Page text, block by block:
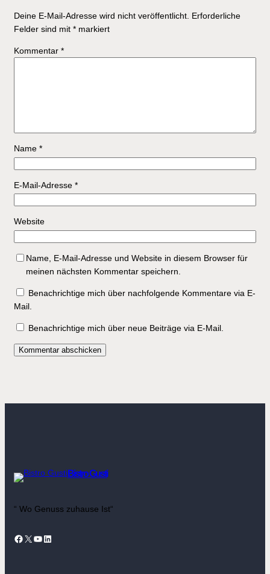
Deine E-Mail-Adresse wird nicht veröffentlicht. Erforderliche
Felder sind mit * markiert
Kommentar *
Name *
E-Mail-Adresse *
Website
Name, E-Mail-Adresse und Website in diesem Browser für
meinen nächsten Kommentar speichern.
Benachrichtige mich über nachfolgende Kommentare via E-
Mail.
Benachrichtige mich über neue Beiträge via E-Mail.
Bistro Gusti
“ Wo Genuss zuhause Ist“
Facebook X YouTube LinkedIn